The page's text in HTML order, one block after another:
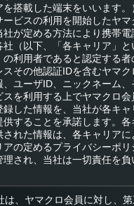
を搭載した端末をいいます。
ービスの利用を開始したヤマ
社が定める方法により携帯電
社（以下、「各キャリア」と
の利用者であると認定する者
スその他認証IDを含むヤマク
、ユーザID、ニックネーム、
スを利用する上でヤマクロ会
録した情報を、当社が各キャ
供することを承諾します。各
された情報は、各キャリアに
アの定めるプライバシーポリ
理され、当社は一切責任を負
は、ヤマクロ会員に対し、